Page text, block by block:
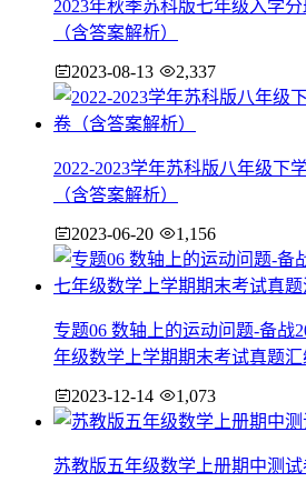
2023年秋季苏科版七年级入学
（含答案解析）
2023-08-13 2,337
2022-2023学年苏科版八年级下
（含答案解析）
2023-06-20 1,156
专题06 数轴上的运动问题-备战
年级数学上学期期末考试真题汇
2023-12-14 1,073
苏教版五年级数学上册期中测试